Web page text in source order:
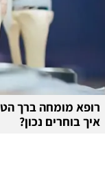
רופא מומחה ברך
איך בוחרים נכון?